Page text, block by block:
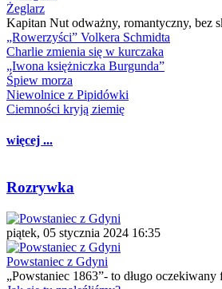
Żeglarz
Kapitan Nut odważny, romantyczny, bez
„Rowerzyści” Volkera Schmidta
Charlie zmienia się w kurczaka
„Iwona księżniczka Burgunda”
Śpiew morza
Niewolnice z Pipidówki
Ciemności kryją ziemię
więcej ...
Rozrywka
piątek, 05 stycznia 2024 16:35
Powstaniec z Gdyni
„Powstaniec 1863”- to długo